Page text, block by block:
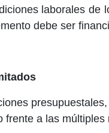
laborales de
debe ser
frente a las